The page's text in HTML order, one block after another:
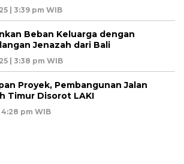
| 3:39 pm WIB
Beban Keluarga dengan
Jenazah dari Bali
| 3:38 pm WIB
Proyek, Pembangunan Jalan
Timur Disorot LAKI
pm WIB